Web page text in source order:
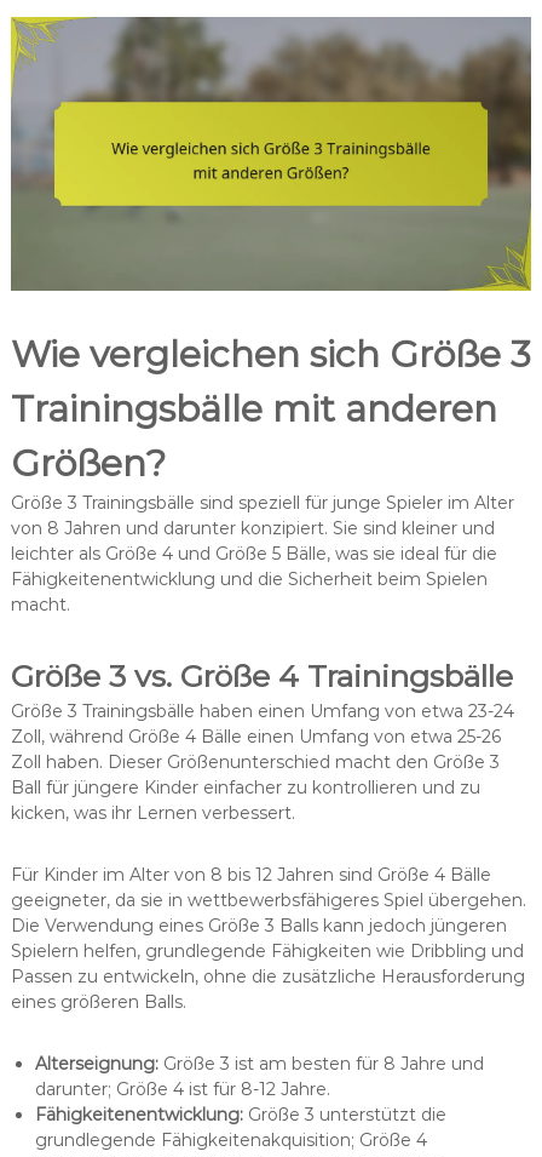
Wie vergleichen sich Größe 3
Trainingsbälle mit anderen
Größen?
Größe 3 Trainingsbälle sind speziell für junge Spieler im Alter
von 8 Jahren und darunter konzipiert. Sie sind kleiner und
leichter als Größe 4 und Größe 5 Bälle, was sie ideal für die
Fähigkeitenentwicklung und die Sicherheit beim Spielen
macht.
Größe 3 vs. Größe 4 Trainingsbälle
Größe 3 Trainingsbälle haben einen Umfang von etwa 23-24
Zoll, während Größe 4 Bälle einen Umfang von etwa 25-26
Zoll haben. Dieser Größenunterschied macht den Größe 3
Ball für jüngere Kinder einfacher zu kontrollieren und zu
kicken, was ihr Lernen verbessert.
Für Kinder im Alter von 8 bis 12 Jahren sind Größe 4 Bälle
geeigneter, da sie in wettbewerbsfähigeres Spiel übergehen.
Die Verwendung eines Größe 3 Balls kann jedoch jüngeren
Spielern helfen, grundlegende Fähigkeiten wie Dribbling und
Passen zu entwickeln, ohne die zusätzliche Herausforderung
eines größeren Balls.
Alterseignung:Größe 3 ist am besten für 8 Jahre und
darunter; Größe 4 ist für 8-12 Jahre.
Fähigkeitenentwicklung:Größe 3 unterstützt die
grundlegende Fähigkeitenakquisition; Größe 4